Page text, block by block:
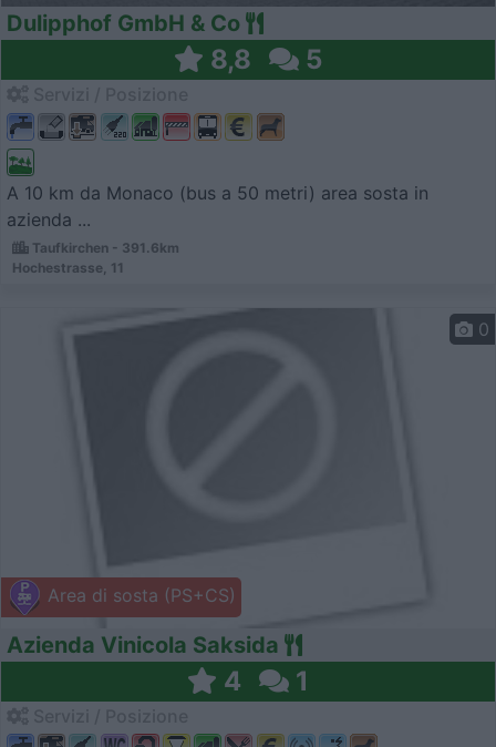
Dulipphof GmbH & Co
8,8 5
A 10 km da Monaco (bus a 50 metri) area sosta in
azienda ...
Taufkirchen - 391.6km
Hochestrasse, 11
Area di sosta (PS+CS)
0
Azienda Vinicola Saksida
4 1